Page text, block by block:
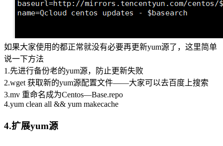
如果大家使用的都正常就没有必要再更新yum源了，这里简单
说一下方法
1.先进行备份老的yum源，防止更新失败
2.wget 获取新的yum源配置文件——大家可以去百度上搜索
3.mv 重命名成为Centos—Base.repo
4.yum clean all && yum makecache
4.扩展yum源